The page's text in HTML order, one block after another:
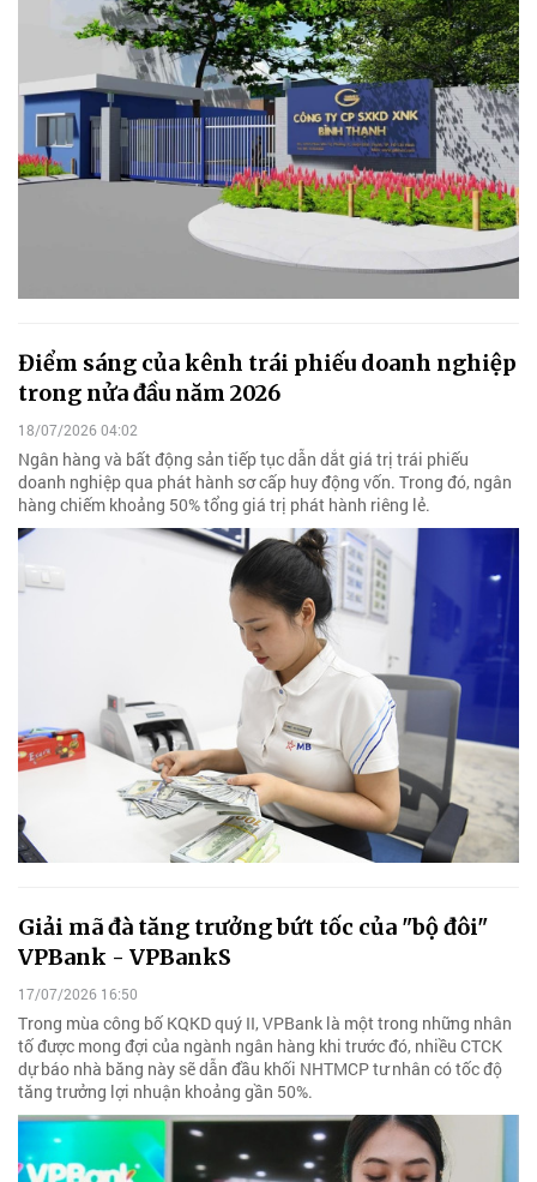
Điểm sáng của kênh trái phiếu doanh nghiệp
trong nửa đầu năm 2026
18/07/2026 04:02
Ngân hàng và bất động sản tiếp tục dẫn dắt giá trị trái phiếu
doanh nghiệp qua phát hành sơ cấp huy động vốn. Trong đó, ngân
hàng chiếm khoảng 50% tổng giá trị phát hành riêng lẻ.
Giải mã đà tăng trưởng bứt tốc của "bộ đôi"
VPBank - VPBankS
17/07/2026 16:50
Trong mùa công bố KQKD quý II, VPBank là một trong những nhân
tố được mong đợi của ngành ngân hàng khi trước đó, nhiều CTCK
dự báo nhà băng này sẽ dẫn đầu khối NHTMCP tư nhân có tốc độ
tăng trưởng lợi nhuận khoảng gần 50%.